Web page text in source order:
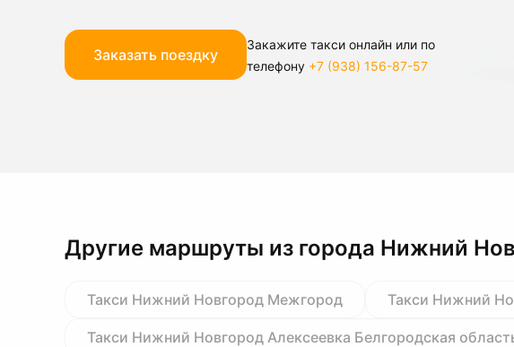
Заказать поездку
Закажите такси онлайн или по
телефону +7 (938) 156-87-57
Другие маршруты из города Нижний
Такси Нижний Новгород Межгород Такси Нижний
Такси Нижний Новгород Алексеевка Белгородская